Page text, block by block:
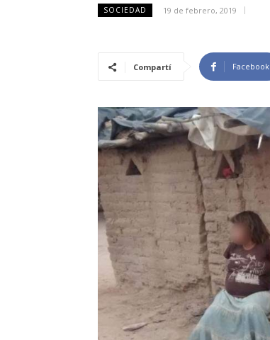
SOCIEDAD 19 de febrero, 2019
Compartí Facebook